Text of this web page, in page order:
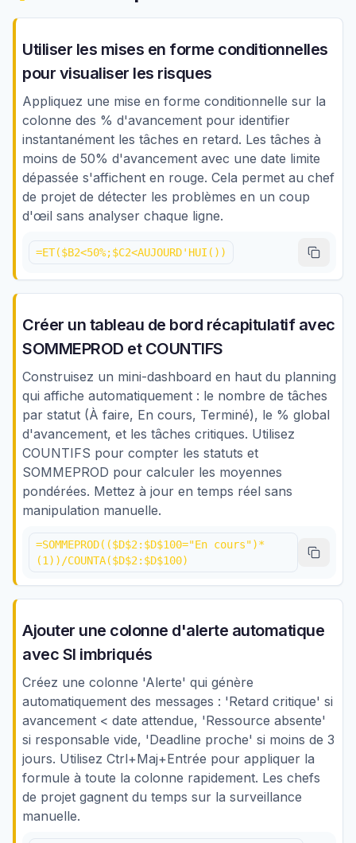
Utiliser les mises en forme conditionnelles
pour visualiser les risques
Appliquez une mise en forme conditionnelle sur la
colonne des % d'avancement pour identifier
instantanément les tâches en retard. Les tâches à
moins de 50% d'avancement avec une date limite
dépassée s'affichent en rouge. Cela permet au chef
de projet de détecter les problèmes en un coup
d'œil sans analyser chaque ligne.
=ET($B2<50%;$C2<AUJOURD'HUI())
Créer un tableau de bord récapitulatif avec
SOMMEPROD et COUNTIFS
Construisez un mini-dashboard en haut du planning
qui affiche automatiquement : le nombre de tâches
par statut (À faire, En cours, Terminé), le % global
d'avancement, et les tâches critiques. Utilisez
COUNTIFS pour compter les statuts et
SOMMEPROD pour calculer les moyennes
pondérées. Mettez à jour en temps réel sans
manipulation manuelle.
=SOMMEPROD(($D$2:$D$100="En cours")*
(1))/COUNTA($D$2:$D$100)
Ajouter une colonne d'alerte automatique
avec SI imbriqués
Créez une colonne 'Alerte' qui génère
automatiquement des messages : 'Retard critique' si
avancement < date attendue, 'Ressource absente'
si responsable vide, 'Deadline proche' si moins de 3
jours. Utilisez Ctrl+Maj+Entrée pour appliquer la
formule à toute la colonne rapidement. Les chefs
de projet gagnent du temps sur la surveillance
manuelle.